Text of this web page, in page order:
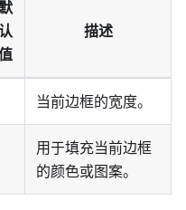
描述
当前边框的宽度。
用于填充当前边框
的颜色或图案。